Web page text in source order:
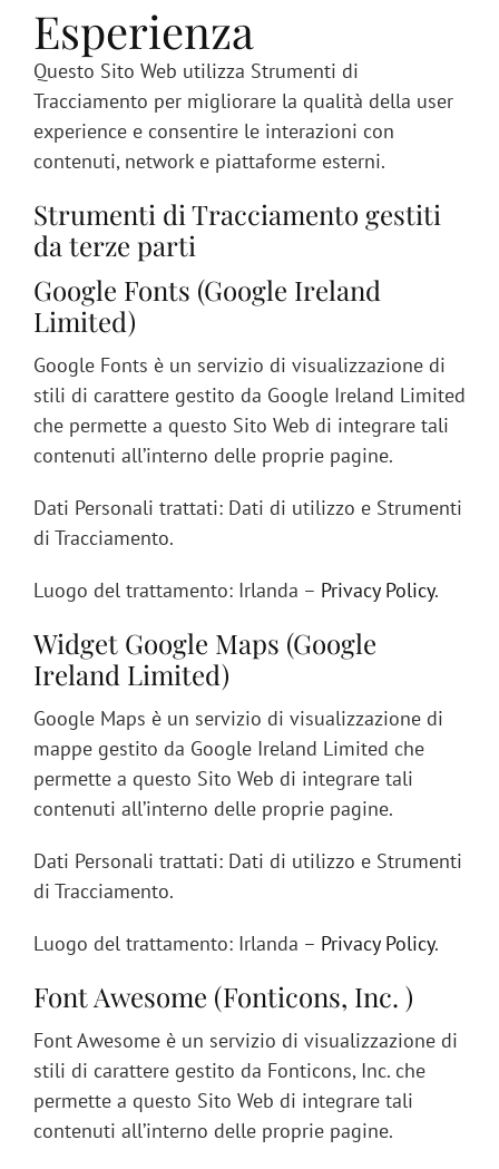
Esperienza
Questo Sito Web utilizza Strumenti di
Tracciamento per migliorare la qualità della user
experience e consentire le interazioni con
contenuti, network e piattaforme esterni.
Strumenti di Tracciamento gestiti
da terze parti
Google Fonts (Google Ireland
Limited)
Google Fonts è un servizio di visualizzazione di
stili di carattere gestito da Google Ireland Limited
che permette a questo Sito Web di integrare tali
contenuti all’interno delle proprie pagine.
Dati Personali trattati: Dati di utilizzo e Strumenti
di Tracciamento.
Luogo del trattamento: Irlanda – Privacy Policy.
Widget Google Maps (Google
Ireland Limited)
Google Maps è un servizio di visualizzazione di
mappe gestito da Google Ireland Limited che
permette a questo Sito Web di integrare tali
contenuti all’interno delle proprie pagine.
Dati Personali trattati: Dati di utilizzo e Strumenti
di Tracciamento.
Luogo del trattamento: Irlanda – Privacy Policy.
Font Awesome (Fonticons, Inc. )
Font Awesome è un servizio di visualizzazione di
stili di carattere gestito da Fonticons, Inc. che
permette a questo Sito Web di integrare tali
contenuti all’interno delle proprie pagine.